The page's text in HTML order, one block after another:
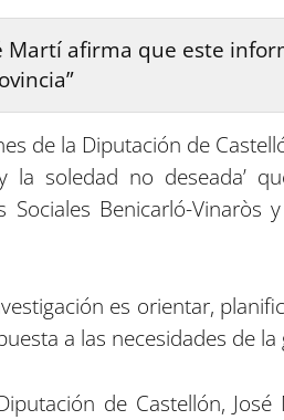
Martí afirma que este
de la Diputación de
la soledad no deseada’
Sociales Benicarló-
es orientar,
a las necesidades de
de Castellón,